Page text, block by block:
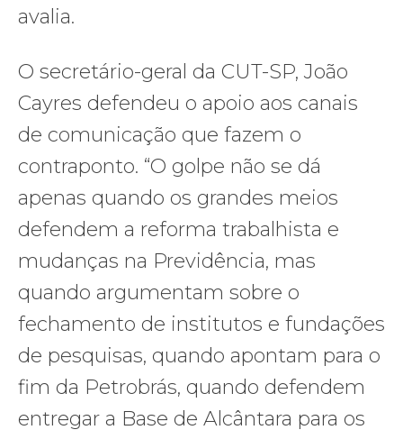
avalia.
O secretário-geral da CUT-SP, João
Cayres defendeu o apoio aos canais
de comunicação que fazem o
contraponto. “O golpe não se dá
apenas quando os grandes meios
defendem a reforma trabalhista e
mudanças na Previdência, mas
quando argumentam sobre o
fechamento de institutos e fundações
de pesquisas, quando apontam para o
fim da Petrobrás, quando defendem
entregar a Base de Alcântara para os